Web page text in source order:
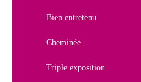
Bien entretenu
Cheminée
Triple exposition